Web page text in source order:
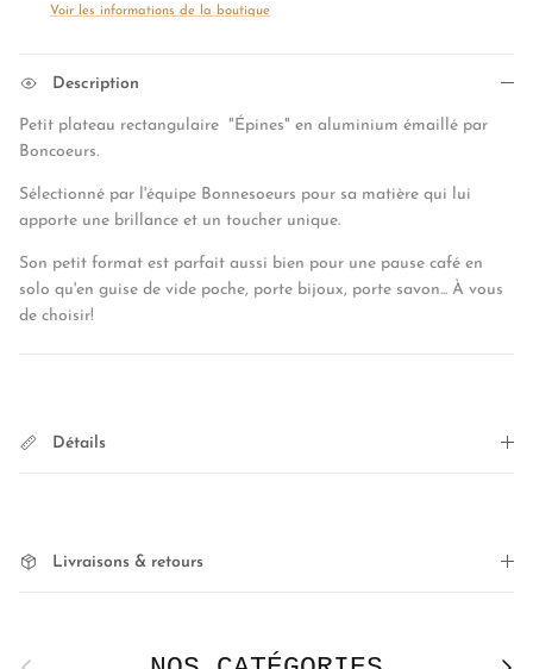
Voir les informations de la boutique
Description
Petit plateau rectangulaire "Épines" en aluminium émaillé par
Boncoeurs.
Sélectionné par l'équipe Bonnesoeurs pour sa matière qui lui
apporte une brillance et un toucher unique.
Son petit format est parfait aussi bien pour une pause café en
solo qu'en guise de vide poche, porte bijoux, porte savon... À vous
de choisir!
Détails
Livraisons & retours
Précédent